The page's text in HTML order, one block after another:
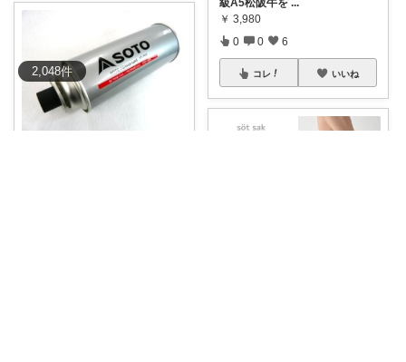
2,048件
￥ 3,980
0 0 6
コレ いいね